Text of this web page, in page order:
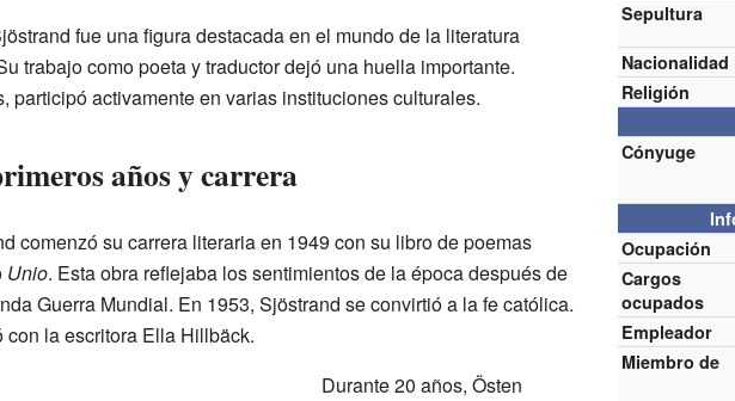
Sepultura
Nacionalidad
Religión
Cónyuge
Ocupación
Cargos
ocupados
Empleador
Miembro de
fue una figura destacada en el mundo de la literatura
trabajo como poeta y traductor dejó una huella importante.
participó activamente en varias instituciones culturales.
años y carrera
comenzó su carrera literaria en 1949 con su libro de poemas
Unio. Esta obra reflejaba los sentimientos de la época después de
Guerra Mundial. En 1953, Sjöstrand se convirtió a la fe católica.
con la escritora Ella Hillbäck.
Durante 20 años, Östen